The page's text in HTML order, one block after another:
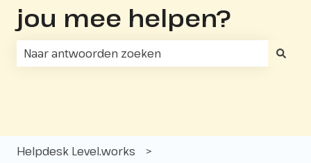
jou mee helpen?
Helpdesk Level.works